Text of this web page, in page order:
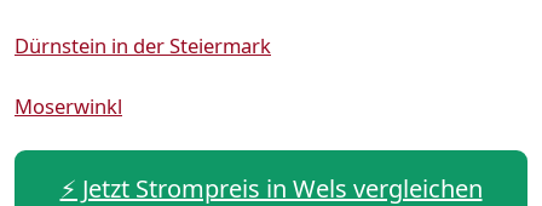
Dürnstein in der Steiermark
Moserwinkl
⚡️ Jetzt Strompreis in Wels vergleichen